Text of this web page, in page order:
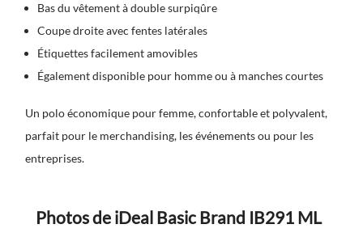
Bas du vêtement à double surpiqûre
Coupe droite avec fentes latérales
Étiquettes facilement amovibles
Également disponible pour homme ou à manches courtes
Un polo économique pour femme, confortable et polyvalent,
parfait pour le merchandising, les événements ou pour les
entreprises.
Photos de iDeal Basic Brand IB291 ML